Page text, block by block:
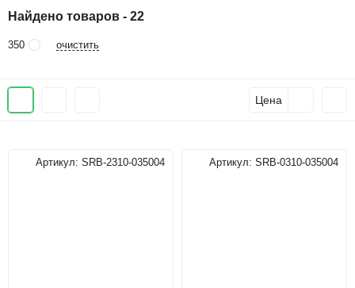
Найдено товаров - 22
350 очистить
Цена
Артикул: SRB-2310-035004 Артикул: SRB-0310-035004